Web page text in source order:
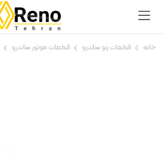
خانه قطعات رنو ساندرو قطعات موتور ساندرو